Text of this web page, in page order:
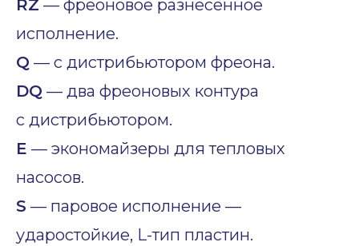
RZ — фреоновое разнесённое
исполнение.
Q — с дистрибьютором фреона.
DQ — два фреоновых контура
с дистрибьютором.
E — экономайзеры для тепловых
насосов.
S — паровое исполнение —
ударостойкие, L-тип пластин.